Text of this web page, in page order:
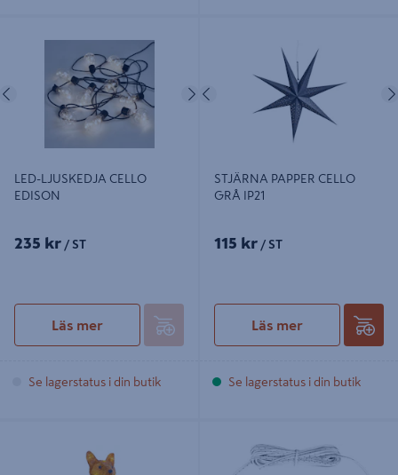
Föregående Nästa
LED-LJUSKEDJA CELLO
EDISON
235 kr / ST
Läs mer
Se lagerstatus i din butik
Föregående
STJÄRNA PAPPER CELLO
GRÅ IP21
115 kr / ST
Läs mer
Se lagerstatus i din butik